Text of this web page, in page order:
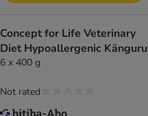
Concept for Life Veterinary
Diet Hypoallergenic Känguru
6 x 400 g
Not rated